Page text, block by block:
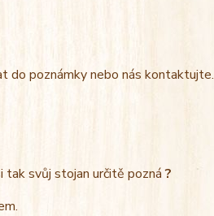
do poznámky nebo nás kontaktujte.
tak svůj stojan určitě pozná?